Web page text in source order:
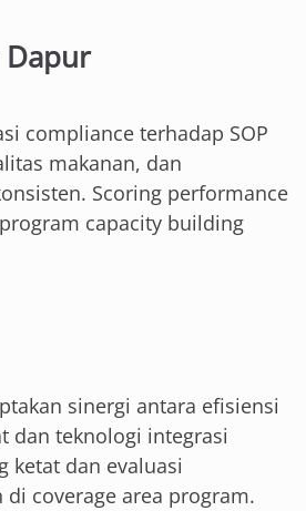
Dapur
compliance terhadap SOP
makanan, dan
Scoring performance
capacity building
sinergi antara efisiensi
dan teknologi integrasi
dan evaluasi
coverage area program.